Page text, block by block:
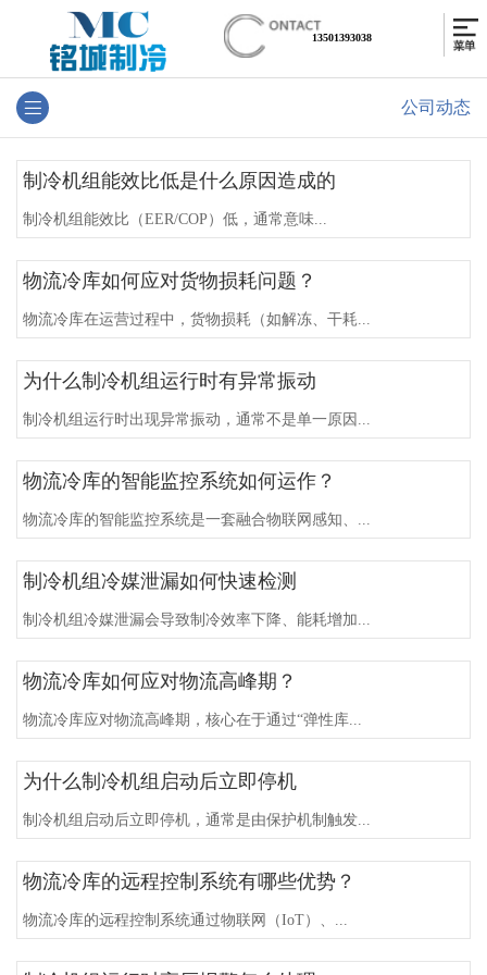
13501393038
公司动态
制冷机组能效比低是什么原因造成的
制冷机组能效比（EER/COP）低，通常意味...
物流冷库如何应对货物损耗问题？
物流冷库在运营过程中，货物损耗（如解冻、干耗...
为什么制冷机组运行时有异常振动
制冷机组运行时出现异常振动，通常不是单一原因...
物流冷库的智能监控系统如何运作？
物流冷库的智能监控系统是一套融合物联网感知、...
制冷机组冷媒泄漏如何快速检测
制冷机组冷媒泄漏会导致制冷效率下降、能耗增加...
物流冷库如何应对物流高峰期？
物流冷库应对物流高峰期，核心在于通过“弹性库...
为什么制冷机组启动后立即停机
制冷机组启动后立即停机，通常是由保护机制触发...
物流冷库的远程控制系统有哪些优势？
物流冷库的远程控制系统通过物联网（IoT）、...